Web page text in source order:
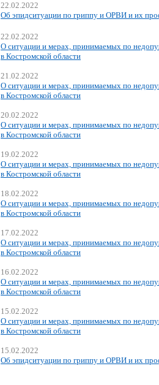
22.02.2022
Об эпидситуации по гриппу и ОРВИ и их
22.02.2022
О ситуации и мерах, принимаемых по
в Костромской области
21.02.2022
О ситуации и мерах, принимаемых по
в Костромской области
20.02.2022
О ситуации и мерах, принимаемых по
в Костромской области
19.02.2022
О ситуации и мерах, принимаемых по
в Костромской области
18.02.2022
О ситуации и мерах, принимаемых по
в Костромской области
17.02.2022
О ситуации и мерах, принимаемых по
в Костромской области
16.02.2022
О ситуации и мерах, принимаемых по
в Костромской области
15.02.2022
О ситуации и мерах, принимаемых по
в Костромской области
15.02.2022
Об эпидситуации по гриппу и ОРВИ и их